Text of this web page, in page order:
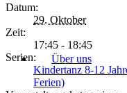
Über uns
Datum:
29. Oktober
Zeit:
17:45 - 18:45
Serien:
Kindertanz 8-12
Ferien)